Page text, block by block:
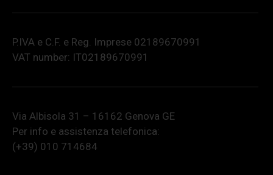
P.IVA e C.F. e Reg. Imprese 02189670991
VAT number: IT02189670991
Via Albisola 31 – 16162 Genova GE
Per info e assistenza telefonica:
(+39) 010 714684